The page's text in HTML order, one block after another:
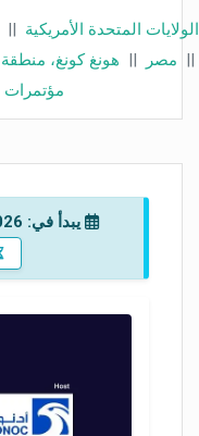
الولايات المتحدة الأمريكية ||
|| مصر || هونغ كونغ،
مؤتمرات
يبدأ في: 2026-11-02 إلى 2026-11-05